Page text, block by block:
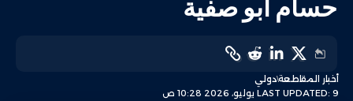
حسام أبو صفية
LAST UPDATED: 9 يوليو، 2026 10:28 ص
أخبار المقاطعةدولي